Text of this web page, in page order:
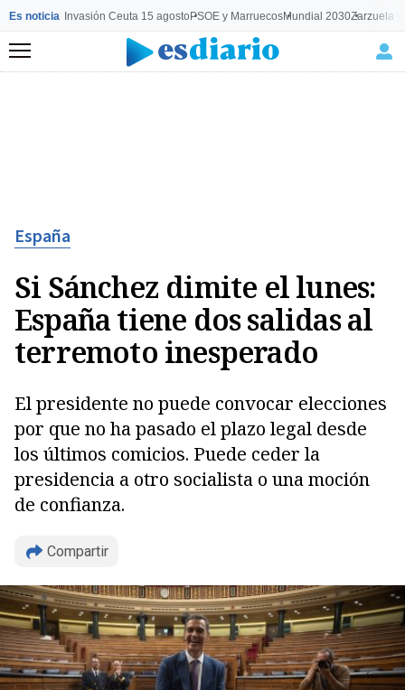
Es noticia Invasión Ceuta 15 agostoPSOE y MarruecosMundial 2030Zarzuela
Menú
España
Si Sánchez dimite el lunes:
España tiene dos salidas al
terremoto inesperado
El presidente no puede convocar elecciones
por que no ha pasado el plazo legal desde
los últimos comicios. Puede ceder la
presidencia a otro socialista o una moción
de confianza.
Compartir
Copiar